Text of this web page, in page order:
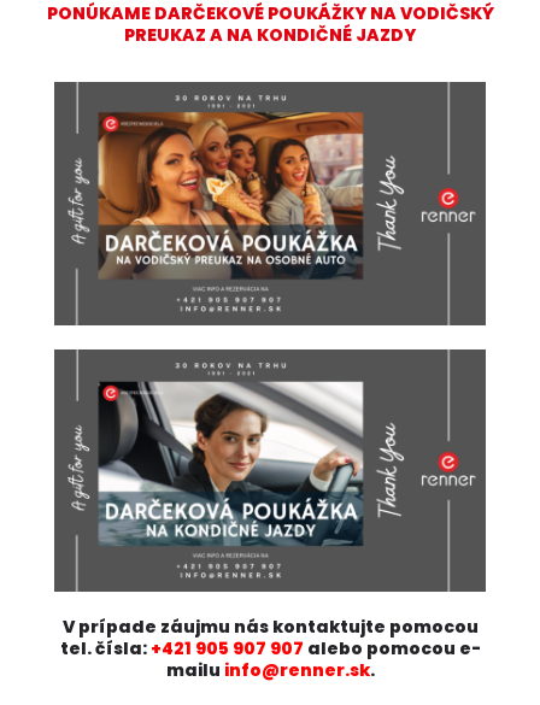
PONÚKAME DARČEKOVÉ POUKÁŽKY NA VODIČSKÝ
PREUKAZ A NA KONDIČNÉ JAZDY
V prípade záujmu nás kontaktujte pomocou
tel. čísla: +421 905 907 907 alebo pomocou e-
mailu info@renner.sk.